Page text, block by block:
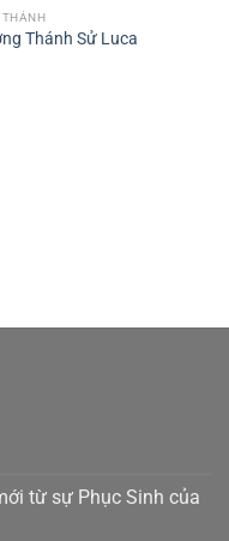
THÁNH
Thánh Sử Luca
từ sự Phục Sinh của